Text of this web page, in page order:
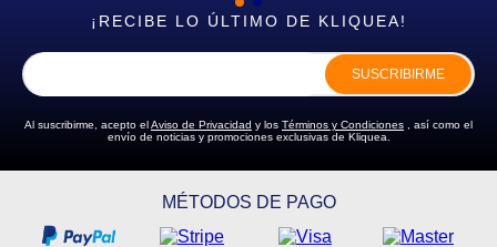
¡RECIBE LO ÚLTIMO DE KLIQUEA!
SUSCRIBIRME
Al suscribirme, acepto elAviso de Privacidad y los Términos y Condiciones , así como el
envío de noticias y promociones exclusivas de Kliquea.
MÉTODOS DE PAGO